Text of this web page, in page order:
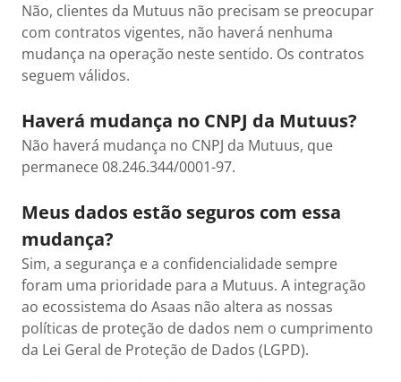
Não, clientes da Mutuus não precisam se preocupar
com contratos vigentes, não haverá nenhuma
mudança na operação neste sentido. Os contratos
seguem válidos.
Haverá mudança no CNPJ da Mutuus?
Não haverá mudança no CNPJ da Mutuus, que
permanece 08.246.344/0001-97.
Meus dados estão seguros com essa
mudança?
Sim, a segurança e a confidencialidade sempre
foram uma prioridade para a Mutuus. A integração
ao ecossistema do Asaas não altera as nossas
políticas de proteção de dados nem o cumprimento
da Lei Geral de Proteção de Dados (LGPD).